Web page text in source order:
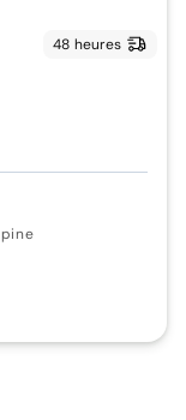
48 heures